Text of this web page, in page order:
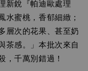
新銳『帕迪歐處理
水蜜桃，香郁細緻；
層次的花果、甚至奶
茶感。」本批次來自
，千萬別錯過！